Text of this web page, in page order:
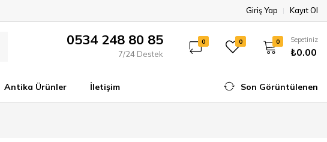
Giriş Yap Kayıt Ol
0534 248 80 85
7/24 Destek
0 0 0 Sepetiniz
₺0.00
Antika Ürünler İletişim Son Görüntülenen